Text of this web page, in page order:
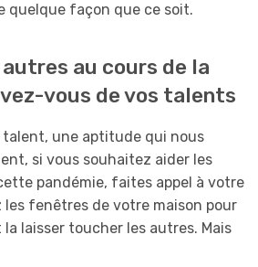
quelque façon que ce soit.
au cours de la
vous de vos talents
talent, une aptitude qui nous
si vous souhaitez aider les
pandémie, faites appel à votre
les fenêtres de votre maison pour
laisser toucher les autres. Mais